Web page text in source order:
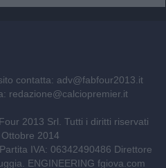
contatta: adv@fabfour2013.it
redazione@calciopremier.it
2013 Srl. Tutti i diritti riservati
2014
IVA: 06342490486 Direttore
ENGINEERING fgiova.com